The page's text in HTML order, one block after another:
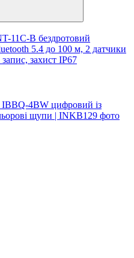
11C-B бездротовий
5.4 до 100 м, 2 датчики
захист IP67